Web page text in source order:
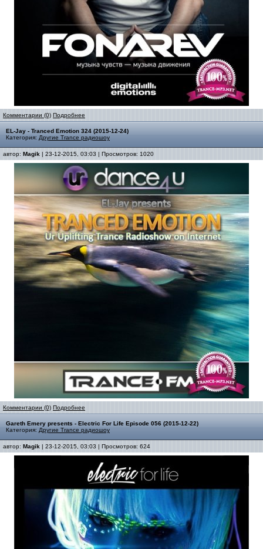
Комментарии (0) Подробнее
EL-Jay - Tranced Emotion 324 (2015-12-24)
Категория: Другие Trance радиошоу
автор: Magik | 23-12-2015, 03:03 | Просмотров: 1020
Комментарии (0) Подробнее
Gareth Emery presents - Electric For Life Episode 056 (2015-12-22)
Категория: Другие Trance радиошоу
автор: Magik | 23-12-2015, 03:03 | Просмотров: 624